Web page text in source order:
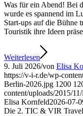
Was für ein Abend! Bei
wurde es spannend im
Start-ups auf die Bühne
Touristik ihre Ideen
Weiterlesen
9. Juli 2026/von Elisa
https://v-i-r.de/wp-
Berlin-2026.jpg 1200
content/uploads/2015/
Elisa Kornfeld2026-07-
Die 2. TIC & VIR